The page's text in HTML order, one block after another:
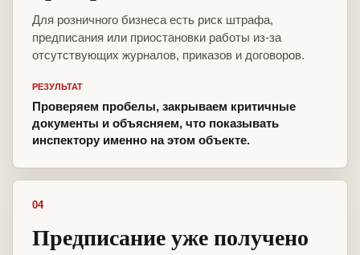
Для розничного бизнеса есть риск штрафа,
предписания или приостановки работы из-за
отсутствующих журналов, приказов и договоров.
РЕЗУЛЬТАТ
Проверяем пробелы, закрываем критичные
документы и объясняем, что показывать
инспектору именно на этом объекте.
04
Предписание уже получено